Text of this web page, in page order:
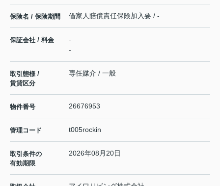
保険名 / 保険期間 借家人賠償責任保険加入要 / -
保証会社 / 料金
-
-
取引態様 /
賃貸区分
専任媒介 / 一般
物件番号 26676953
管理コード t005rockin
取引条件の
有効期限
2026年08月20日